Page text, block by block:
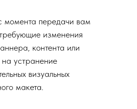
момента передачи вам
изменения
контента или
на устранение
визуальных
макета.